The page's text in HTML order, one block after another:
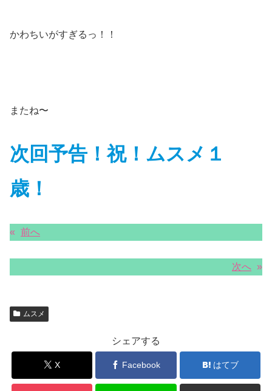
かわちいがすぎるっ！！
またね〜
次回予告！祝！ムスメ１
歳！
« 前へ
次へ »
ムスメ
シェアする
X Facebook はてブ